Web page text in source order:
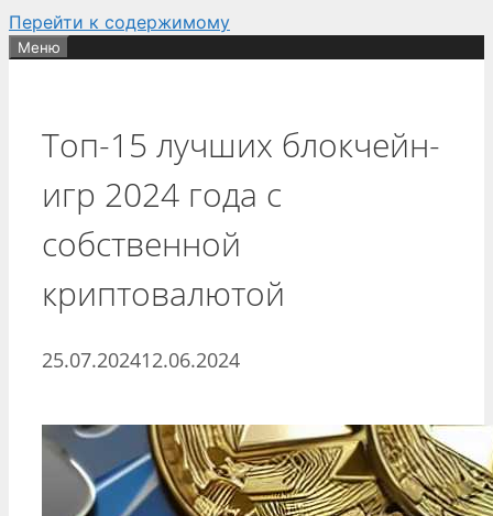
Перейти к содержимому
Меню
Топ-15 лучших блокчейн-
игр 2024 года с
собственной
криптовалютой
25.07.202412.06.2024